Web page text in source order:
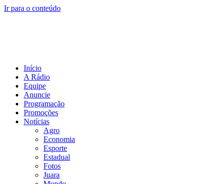
Ir para o conteúdo
Início
A Rádio
Equipe
Anuncie
Programação
Promoções
Notícias
Agro
Economia
Esporte
Estadual
Fotos
Juara